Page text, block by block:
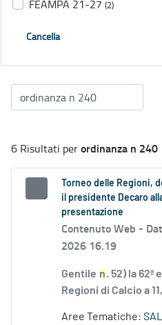
FEAMPA 21-27 (2)
Cancella
6 Risultati perordinanza n 240
Torneo delle Regioni,
il presidente Decaro
presentazione
Contenuto Web -
2026 16.19
Gentile n. 52) la 62ª
Regioni di Calcio a
Aree Tematiche: